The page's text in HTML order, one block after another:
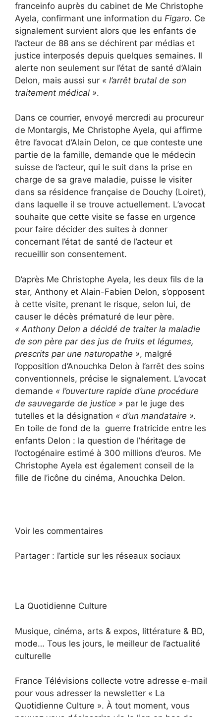
franceinfo auprès du cabinet de Me Christophe
Ayela, confirmant une information du Figaro. Ce
signalement survient alors que les enfants de
l’acteur de 88 ans se déchirent par médias et
justice interposés depuis quelques semaines. Il
alerte non seulement sur l’état de santé d’Alain
Delon, mais aussi sur « l’arrêt brutal de son
traitement médical ».
Dans ce courrier, envoyé mercredi au procureur
de Montargis, Me Christophe Ayela, qui affirme
être l’avocat d’Alain Delon, ce que conteste une
partie de la famille, demande que le médecin
suisse de l’acteur, qui le suit dans la prise en
charge de sa grave maladie, puisse le visiter
dans sa résidence française de Douchy (Loiret),
dans laquelle il se trouve actuellement. L’avocat
souhaite que cette visite se fasse en urgence
pour faire décider des suites à donner
concernant l’état de santé de l’acteur et
recueillir son consentement.
D’après Me Christophe Ayela, les deux fils de la
star, Anthony et Alain-Fabien Delon, s’opposent
à cette visite, prenant le risque, selon lui, de
causer le décès prématuré de leur père.
« Anthony Delon a décidé de traiter la maladie
de son père par des jus de fruits et légumes,
prescrits par une naturopathe », malgré
l’opposition d’Anouchka Delon à l’arrêt des soins
conventionnels, précise le signalement. L’avocat
demande « l’ouverture rapide d’une procédure
de sauvegarde de justice » par le juge des
tutelles et la désignation « d’un mandataire ».
En toile de fond de la guerre fratricide entre les
enfants Delon : la question de l’héritage de
l’octogénaire estimé à 300 millions d’euros. Me
Christophe Ayela est également conseil de la
fille de l’icône du cinéma, Anouchka Delon.
Voir les commentaires
Partager : l’article sur les réseaux sociaux
La Quotidienne Culture
Musique, cinéma, arts & expos, littérature & BD,
mode… Tous les jours, le meilleur de l’actualité
culturelle
France Télévisions collecte votre adresse e-mail
pour vous adresser la newsletter « La
Quotidienne Culture ». À tout moment, vous